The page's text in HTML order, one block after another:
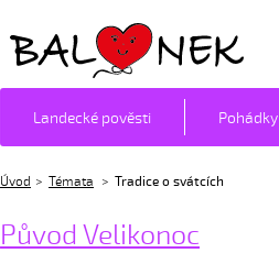
Balónek z.s.
Landecké pověsti Pohádky
Úvod Témata Tradice o svátcích
Původ Velikonoc